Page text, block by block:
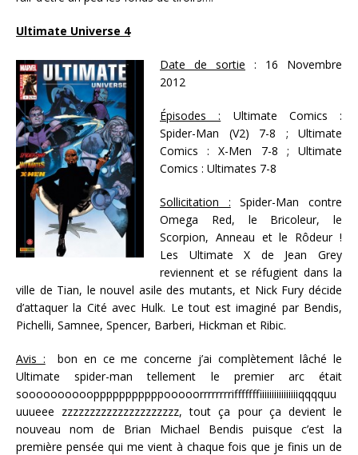
Ultimate Universe 4
Date de sortie : 16 Novembre
2012
Épisodes : Ultimate Comics :
Spider-Man (V2) 7-8 ; Ultimate
Comics : X-Men 7-8 ; Ultimate
Comics : Ultimates 7-8
Sollicitation : Spider-Man contre
Omega Red, le Bricoleur, le
Scorpion, Anneau et le Rôdeur !
Les Ultimate X de Jean Grey
reviennent et se réfugient dans la
ville de Tian, le nouvel asile des mutants, et Nick Fury décide
d’attaquer la Cité avec Hulk. Le tout est imaginé par Bendis,
Pichelli, Samnee, Spencer, Barberi, Hickman et Ribic.
Avis : bon en ce me concerne j’ai complètement lâché le
Ultimate spider-man tellement le premier arc était
soooooooooopppppppppppooooorrrrrrrrifffffffiiiiiiiiiiiiiiiiqqqquu
uuueee zzzzzzzzzzzzzzzzzzzzz, tout ça pour ça devient le
nouveau nom de Brian Michael Bendis puisque c’est la
première pensée qui me vient à chaque fois que je finis un de